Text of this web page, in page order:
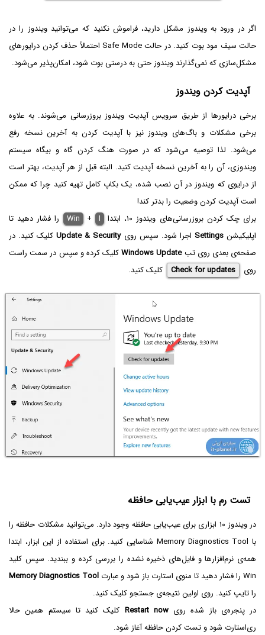
اگر در ورود به ویندوز مشکل دارید، فراموش نکنید که می‌توانید ویندوز را در
حالت سیف مود بوت کنید. در حالت Safe Mode احتمالاً حذف کردن درایورهای
مشکل‌سازی که نمی‌گذارند ویندوز حتی به درستی بوت شود، امکان‌پذیر می‌شود.
آپدیت کردن ویندوز
برخی درایورها از طریق سرویس آپدیت ویندوز بروزرسانی می‌شوند. به علاوه
برخی مشکلات و باگ‌های ویندوز نیز با آپدیت کردن به آخرین نسخه رفع
می‌شود. لذا توصیه می‌شود که در صورت هنگ کردن گاه و بیگاه سیستم
ویندوزی، آن را به آخرین نسخه آپدیت کنید. البته قبل از هر آپدیت، بهتر است
از درایوی که ویندوز در آن نصب شده، یک بکاپ کامل تهیه کنید چرا که ممکن
است آپدیت کردن وضعیت را بدتر کند!
برای چک کردن بروزرسانی‌های ویندوز ۱۰، ابتدا
Win + I
را فشار دهید تا
اپلیکیشنSettings اجرا شود. سپس رویUpdate & Securityکلیک کنید. در
صفحه‌ی بعدی روی تبWindows Updateکلیک کرده و سپس در سمت راست
روی
Check for updates کلیک کنید.
تست رم با ابزار عیب‌یابی حافظه
در ویندوز ۱۰ ابزاری برای عیب‌یابی حافظه وجود دارد. می‌توانید مشکلات حافظه را
با Memory Diagnostics Tool شناسایی کنید. برای استفاده از این ابزار، ابتدا
همه‌ی نرم‌افزارها و فایل‌های ذخیره نشده را بررسی کرده و ببندید. سپس کلید
Win را فشار دهید تا منوی استارت باز شود و عبارت
Memory Diagnostics Tool
را تایپ کنید. روی اولین نتیجه‌ی جستجو کلیک کنید.
در پنجره‌ی باز شده رویRestart now کلیک کنید تا سیستم همین حالا
ری‌استارت شود و تست کردن حافظه آغاز شود.